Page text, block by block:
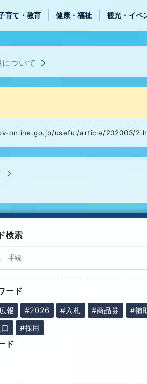
育て・教育 健康・福祉 観光・イベ
ついて
online.go.jp/useful/article/202003/
検索
ード
報 #2026 #入札 #商品券 #補
#採用
ド